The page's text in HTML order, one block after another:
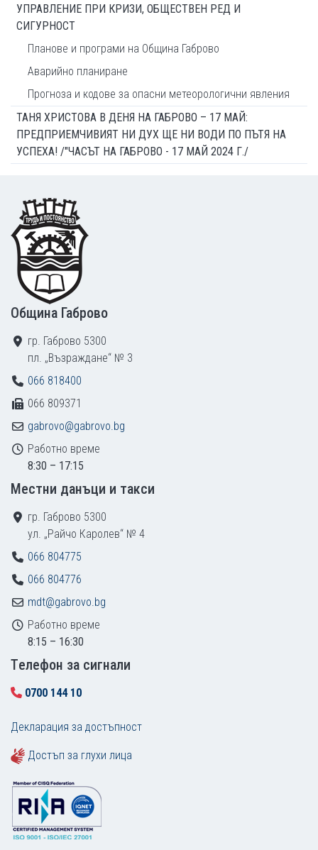
УПРАВЛЕНИЕ ПРИ КРИЗИ, ОБЩЕСТВЕН РЕД И
СИГУРНОСТ
Планове и програми на Община Габрово
Аварийно планиране
Прогноза и кодове за опасни метеорологични явления
ТАНЯ ХРИСТОВА В ДЕНЯ НА ГАБРОВО – 17 МАЙ:
ПРЕДПРИЕМЧИВИЯТ НИ ДУХ ЩЕ НИ ВОДИ ПО ПЪТЯ НА
УСПЕХА! /"ЧАСЪТ НА ГАБРОВО - 17 МАЙ 2024 Г./
Footer
Община Габрово
гр. Габрово 5300
пл. „Възраждане“ № 3
066 818400
066 809371
gabrovo@gabrovo.bg
Работно време
8:30 – 17:15
Местни данъци и такси
гр. Габрово 5300
ул. „Райчо Каролев“ № 4
066 804775
066 804776
mdt@gabrovo.bg
Работно време
8:15 – 16:30
Tелефон за сигнали
0700 144 10
Декларация за достъпност
Достъп за глухи лица